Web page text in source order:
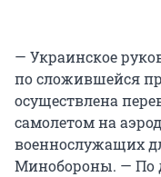
— Украинское
по сложившейся
осуществлена
самолетом на
военнослужащих
Минобороны. — По